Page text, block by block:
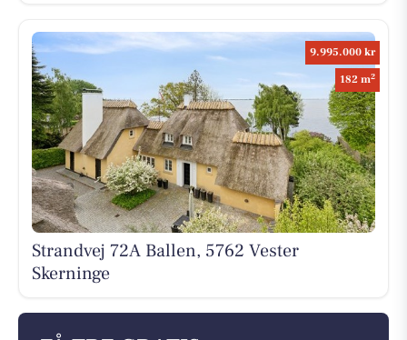
9.995.000 kr
182 m2
Strandvej 72A Ballen, 5762 Vester
Skerninge